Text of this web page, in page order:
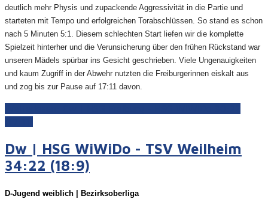
deutlich mehr Physis und zupackende Aggressivität in die Partie und
starteten mit Tempo und erfolgreichen Torabschlüssen. So stand es schon
nach 5 Minuten 5:1. Diesem schlechten Start liefen wir die komplette
Spielzeit hinterher und die Verunsicherung über den frühen Rückstand war
unseren Mädels spürbar ins Gesicht geschrieben. Viele Ungenauigkeiten
und kaum Zugriff in der Abwehr nutzten die Freiburgerinnen eiskalt aus
und zog bis zur Pause auf 17:11 davon.
Dw | HSG WiWiDo - TSV Weilheim
34:22 (18:9)
D-Jugend weiblich | Bezirksoberliga